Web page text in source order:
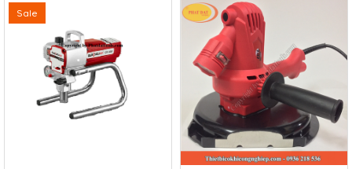
Sale